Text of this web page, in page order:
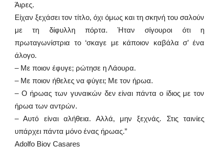
Άιρες.
Είχαν ξεχάσει τον τίτλο, όχι όμως και τη σκηνή του σαλούν
με τη δίφυλλη πόρτα. Ήταν σίγουροι ότι η
πρωταγωνίστρια το ‘σκαγε με κάποιον καβάλα σ’ ένα
άλογο.
– Με ποιον έφυγε; ρώτησε η Λάουρα.
– Με ποιον ήθελες να φύγει; Με τον ήρωα.
– Ο ήρωας των γυναικών δεν είναι πάντα ο ίδιος με τον
ήρωα των αντρών.
– Αυτό είναι αλήθεια. Αλλά, μην ξεχνάς. Στις ταινίες
υπάρχει πάντα μόνο ένας ήρωας.”
Adolfo Bioy Casares